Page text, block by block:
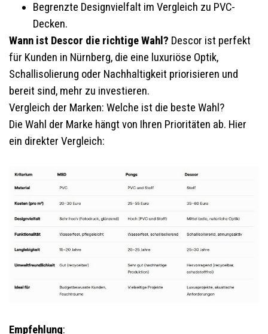
Begrenzte Designvielfalt im Vergleich zu PVC-
Decken.
Wann ist Descor die richtige Wahl? Descor ist perfekt
für Kunden in Nürnberg, die eine luxuriöse Optik,
Schallisolierung oder Nachhaltigkeit priorisieren und
bereit sind, mehr zu investieren.
Vergleich der Marken: Welche ist die beste Wahl?
Die Wahl der Marke hängt von Ihren Prioritäten ab. Hier
ein direkter Vergleich:
Empfehlung: